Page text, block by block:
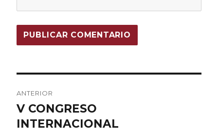
de
entradas
ANTERIOR
Entrada
anterior:
V CONGRESO
INTERNACIONAL